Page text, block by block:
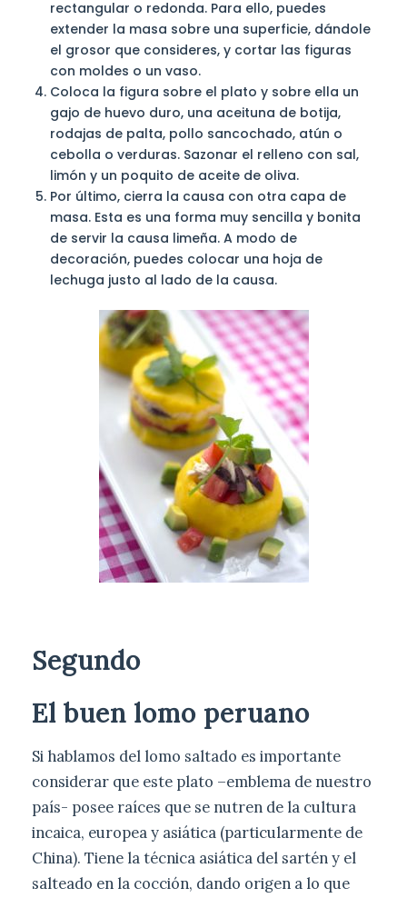
rectangular o redonda. Para ello, puedes
extender la masa sobre una superficie, dándole
el grosor que consideres, y cortar las figuras
con moldes o un vaso.
Coloca la figura sobre el plato y sobre ella un
gajo de huevo duro, una aceituna de botija,
rodajas de palta, pollo sancochado, atún o
cebolla o verduras. Sazonar el relleno con sal,
limón y un poquito de aceite de oliva.
Por último, cierra la causa con otra capa de
masa. Esta es una forma muy sencilla y bonita
de servir la causa limeña. A modo de
decoración, puedes colocar una hoja de
lechuga justo al lado de la causa.
Segundo
El buen lomo peruano
Si hablamos del lomo saltado es importante
considerar que este plato –emblema de nuestro
país- posee raíces que se nutren de la cultura
incaica, europea y asiática (particularmente de
China). Tiene la técnica asiática del sartén y el
salteado en la cocción, dando origen a lo que